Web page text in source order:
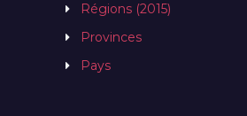
Régions (2015)
Provinces
Pays